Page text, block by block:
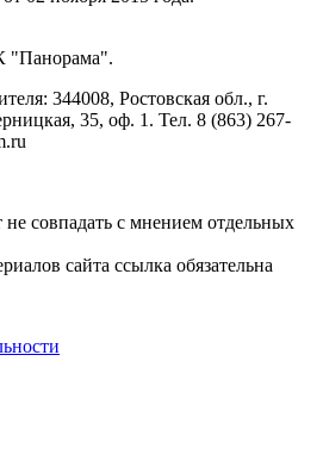
"Панорама".
344008, Ростовская обл., г.
35, оф. 1. Тел. 8 (863) 267-
совпадать с мнением отдельных
сайта ссылка обязательна